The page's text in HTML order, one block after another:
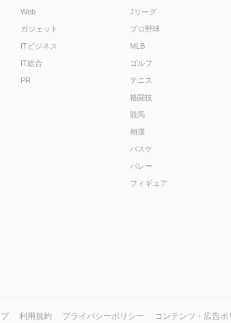
Web
ガジェット
ITビジネス
IT総合
PR
Jリーグ
プロ野球
MLB
ゴルフ
テニス
格闘技
競馬
相撲
バスケ
バレー
フィギュア
利用規約 プライバシーポリシー コンテンツ・広告ポ